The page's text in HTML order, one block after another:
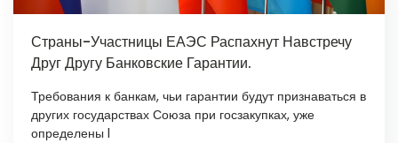
Страны-Участницы ЕАЭС Распахнут Навстречу
Друг Другу Банковские Гарантии.
Требования к банкам, чьи гарантии будут признаваться в
других государствах Союза при госзакупках, уже
определены l